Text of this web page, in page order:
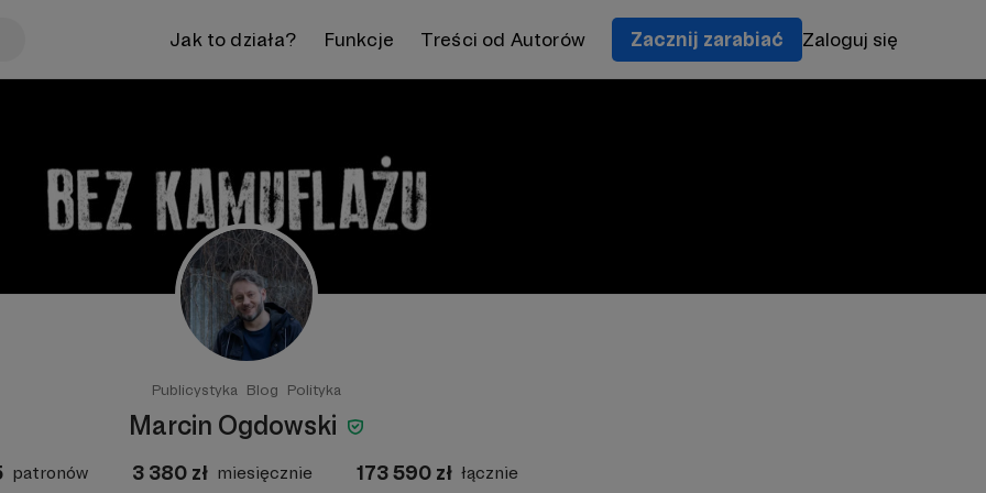
Jak to działa? Funkcje Treści od Autorów Zacznij zarabiać Zaloguj się
Publicystyka Blog Polityka
Marcin Ogdowski
patronów 3 380 zł miesięcznie 173 590 zł łącznie